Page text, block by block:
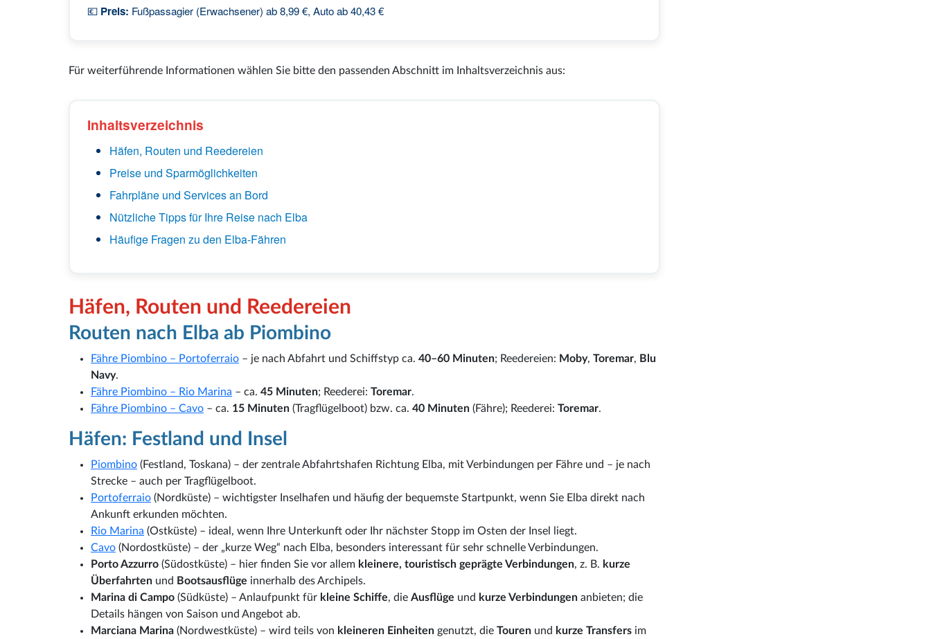
💶 Preis: Fußpassagier (Erwachsener) ab 8,99 €, Auto ab 40,43 €
Für weiterführende Informationen wählen Sie bitte den passenden Abschnitt im Inhaltsverzeichnis aus:
Inhaltsverzeichnis
Häfen, Routen und Reedereien
Preise und Sparmöglichkeiten
Fahrpläne und Services an Bord
Nützliche Tipps für Ihre Reise nach Elba
Häufige Fragen zu den Elba-Fähren
Häfen, Routen und Reedereien
Routen nach Elba ab Piombino
Fähre Piombino – Portoferraio – je nach Abfahrt und Schiffstyp ca. 40–60 Minuten; Reedereien: Moby, Toremar, Blu
Navy.
Fähre Piombino – Rio Marina – ca. 45 Minuten; Reederei: Toremar.
Fähre Piombino – Cavo – ca. 15 Minuten (Tragflügelboot) bzw. ca. 40 Minuten (Fähre); Reederei: Toremar.
Häfen: Festland und Insel
Piombino (Festland, Toskana) – der zentrale Abfahrtshafen Richtung Elba, mit Verbindungen per Fähre und – je nach
Strecke – auch per Tragflügelboot.
Portoferraio (Nordküste) – wichtigster Inselhafen und häufig der bequemste Startpunkt, wenn Sie Elba direkt nach
Ankunft erkunden möchten.
Rio Marina (Ostküste) – ideal, wenn Ihre Unterkunft oder Ihr nächster Stopp im Osten der Insel liegt.
Cavo (Nordostküste) – der „kurze Weg“ nach Elba, besonders interessant für sehr schnelle Verbindungen.
Porto Azzurro (Südostküste) – hier finden Sie vor allem kleinere, touristisch geprägte Verbindungen, z. B. kurze
Überfahrten und Bootsausflüge innerhalb des Archipels.
Marina di Campo (Südküste) – Anlaufpunkt für kleine Schiffe, die Ausflüge und kurze Verbindungen anbieten; die
Details hängen von Saison und Angebot ab.
Marciana Marina (Nordwestküste) – wird teils von kleineren Einheiten genutzt, die Touren und kurze Transfers im